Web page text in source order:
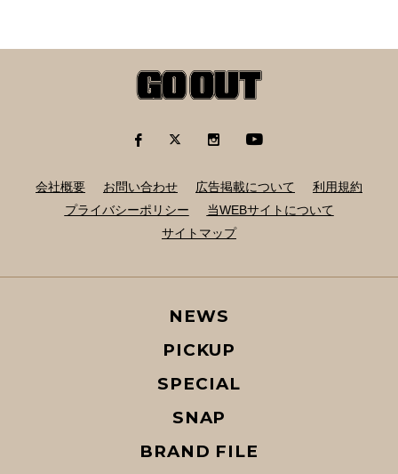
会社概要 お問い合わせ 広告掲載について
利用規約
プライバシーポリシー
当WEBサイトについて
サイトマップ
NEWS
PICKUP
SPECIAL
SNAP
BRAND FILE